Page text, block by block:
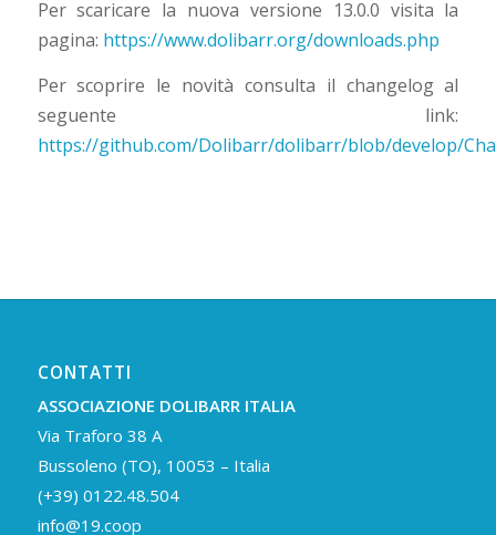
Per scaricare la nuova versione 13.0.0 visita la
pagina: https://www.dolibarr.org/downloads.php
Per scoprire le novità consulta il changelog al
seguente link:
https://github.com/Dolibarr/dolibarr/blob/develop/
CONTATTI
ASSOCIAZIONE DOLIBARR ITALIA
Via Traforo 38 A
Bussoleno (TO), 10053 – Italia
(+39) 0122.48.504
info@19.coop